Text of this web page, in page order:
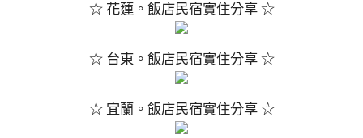
☆ 花蓮。飯店民宿實住分享 ☆
☆ 台東。飯店民宿實住分享 ☆
☆ 宜蘭。飯店民宿實住分享 ☆